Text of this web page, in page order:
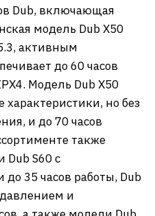
Dub, включающая
модель Dub X50
активным
до 60 часов
Модель Dub X50
характеристики, но без
и до 70 часов
также
S60 с
35 часов работы, Dub
и